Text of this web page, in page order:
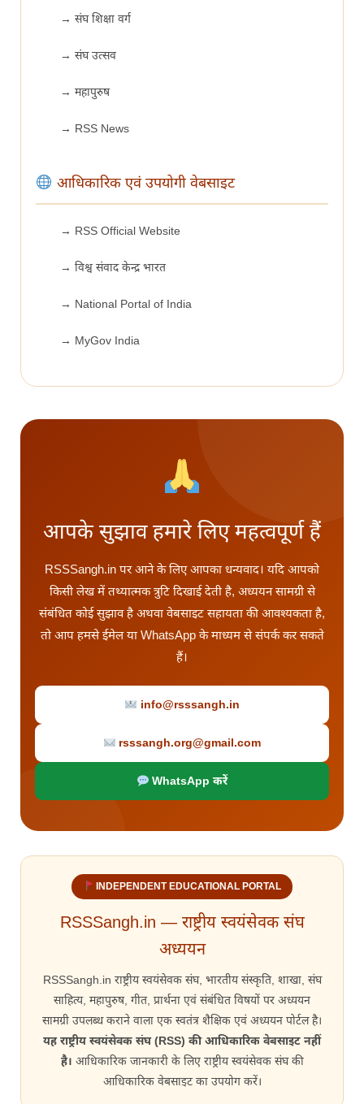
→ संघ शिक्षा वर्ग
→ संघ उत्सव
→ महापुरुष
→ RSS News
आधिकारिक एवं उपयोगी वेबसाइट
→ RSS Official Website
→ विश्व संवाद केन्द्र भारत
→ National Portal of India
→ MyGov India
आपके सुझाव हमारे लिए महत्वपूर्ण हैं
RSSSangh.in पर आने के लिए आपका धन्यवाद। यदि आपको
किसी लेख में तथ्यात्मक त्रुटि दिखाई देती है, अध्ययन सामग्री से
संबंधित कोई सुझाव है अथवा वेबसाइट सहायता की आवश्यकता है,
तो आप हमसे ईमेल या WhatsApp के माध्यम से संपर्क कर सकते
हैं।
info@rsssangh.in
rsssangh.org@gmail.com
WhatsApp करें
INDEPENDENT EDUCATIONAL PORTAL
RSSSangh.in — राष्ट्रीय स्वयंसेवक संघ
अध्ययन
RSSSangh.in राष्ट्रीय स्वयंसेवक संघ, भारतीय संस्कृति, शाखा, संघ
साहित्य, महापुरुष, गीत, प्रार्थना एवं संबंधित विषयों पर अध्ययन
सामग्री उपलब्ध कराने वाला एक स्वतंत्र शैक्षिक एवं अध्ययन पोर्टल है।
यह राष्ट्रीय स्वयंसेवक संघ (RSS) की आधिकारिक वेबसाइट नहीं
है। आधिकारिक जानकारी के लिए राष्ट्रीय स्वयंसेवक संघ की
आधिकारिक वेबसाइट का उपयोग करें।